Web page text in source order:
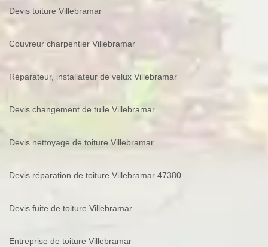
Devis toiture Villebramar
Couvreur charpentier Villebramar
Réparateur, installateur de velux Villebramar
Devis changement de tuile Villebramar
Devis nettoyage de toiture Villebramar
Devis réparation de toiture Villebramar 47380
Devis fuite de toiture Villebramar
Entreprise de toiture Villebramar